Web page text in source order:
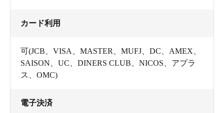
館内着はゆったりして動きも楽なパジャマタイプ。寒い
と感じたら、1階にあるブランケットガウンを自由に借り
カード利用
可(JCB、VISA、MASTER、MUFJ、DC、AMEX、
SAISON、UC、DINERS CLUB、NICOS、アプラ
ス、OMC)
電子決済